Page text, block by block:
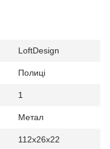
LoftDesign
Полиці
1
Метал
112x26x22